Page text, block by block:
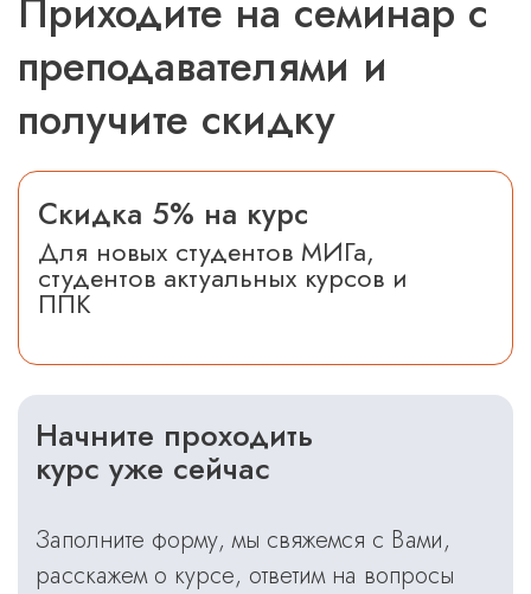
Приходите на семинар с
преподавателями и
получите скидку
Скидка 5% на курс
Для новых студентов МИГа,
студентов актуальных курсов и
ППК
Начните проходить
курс уже сейчас
Заполните форму, мы свяжемся с Вами,
расскажем о курсе, ответим на вопросы